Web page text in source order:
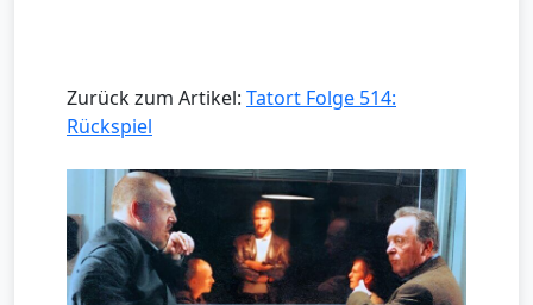
Zurück zum Artikel: Tatort Folge 514:
Rückspiel